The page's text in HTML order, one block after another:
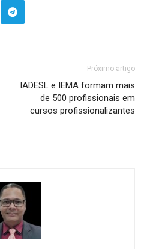
Próximo artigo
IADESL e IEMA formam mais
de 500 profissionais em
cursos profissionalizantes